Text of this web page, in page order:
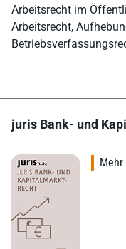
Arbeitsrecht im
Arbeitsrecht,
juris Bank- und